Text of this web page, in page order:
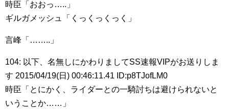
時臣「おおっ…..」
ギルガメッシュ「くっくっくっく」
言峰「……..」
104: 以下、名無しにかわりましてSS速報VIPがお送りしま
す 2015/04/19(日) 00:46:11.41 ID:p8TJofLM0
時臣「とにかく、ライダーとの一騎討ちは避けられないと
いうことか……」